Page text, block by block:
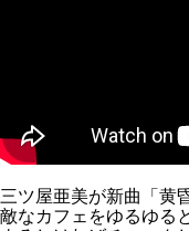
三ツ屋亜美が新曲「黄
敵なカフェをゆるゆる